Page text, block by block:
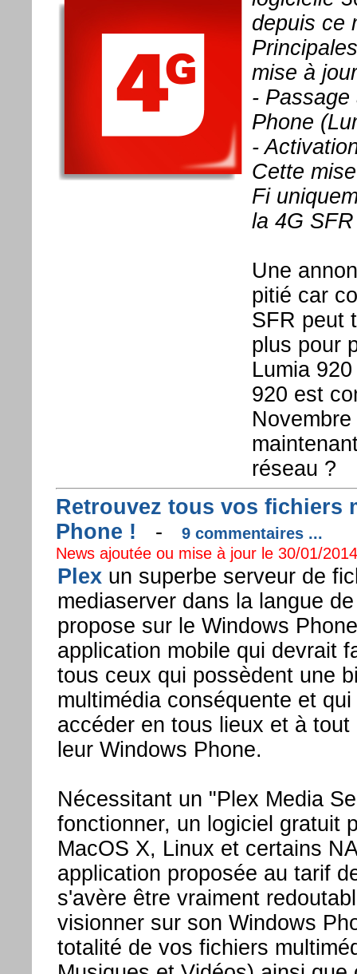
depuis ce
mise à
- Passage
Phone
-
Cette
Fi
la 4G
Une
pitié car
SFR peut
plus pour
Lumia
920 est
réseau ?
Retrouvez tous vos fichiers
Phone ! -
9 commentaires ...
News ajoutée ou mise à jour le 30/01/
Plexun superbe serveur de
mediaserver dans la langue
propose sur le Windows
application mobile qui devrait
tous ceux qui possèdent une
multimédia conséquente et
accéder en tous lieux et à tout
leur Windows Phone.
Nécessitant un "Plex Media
fonctionner, un logiciel gratuit
MacOS X, Linux et certains
application proposée au tarif
s'avère être vraiment
visionner sur son Windows
totalité de vos fichiers